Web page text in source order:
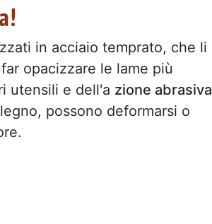
in acciaio temprato, che li
opacizzare le lame più
utensili e dell'a zione abrasiva
possono deformarsi o